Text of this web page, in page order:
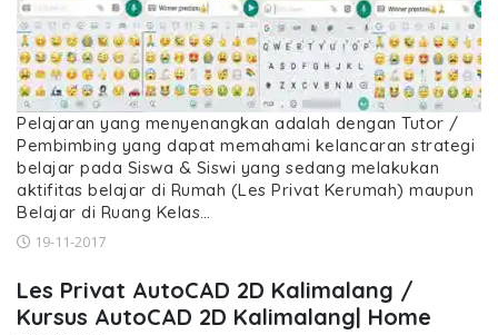
Pelajaran yang menyenangkan adalah dengan Tutor /
Pembimbing yang dapat memahami kelancaran strategi
belajar pada Siswa & Siswi yang sedang melakukan
aktifitas belajar di Rumah (Les Privat Kerumah) maupun
Belajar di Ruang Kelas…
19-11-2017
Les Privat AutoCAD 2D Kalimalang /
Kursus AutoCAD 2D Kalimalang| Home